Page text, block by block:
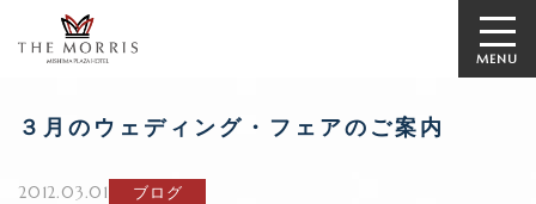
MENU
３月のウェディング・フェアのご案内
2012.03.01 ブログ